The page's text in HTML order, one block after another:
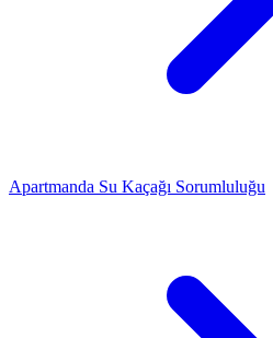
Apartmanda Su Kaçağı Sorumluluğu